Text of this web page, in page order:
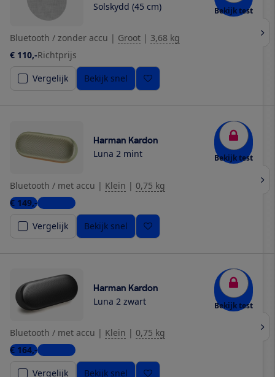
Solskydd (45 cm) Bekijk test
Bluetooth / zonder accu | Groot | 3,68 kg
€ 110,-Richtprijs
Vergelijk
Bekijk snel
Harman Kardon
Luna 2 mint Bekijk test
Bluetooth / met accu | Klein | 0,75 kg
€ 149,-3 winkels
Vergelijk
Bekijk snel
Harman Kardon
Luna 2 zwart Bekijk test
Bluetooth / met accu | Klein | 0,75 kg
€ 164,-5 winkels
Vergelijk
Bekijk snel